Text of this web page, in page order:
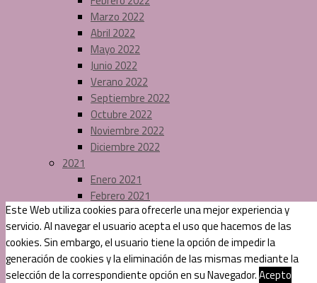
Marzo 2022
Abril 2022
Mayo 2022
Junio 2022
Verano 2022
Septiembre 2022
Octubre 2022
Noviembre 2022
Diciembre 2022
2021
Enero 2021
Febrero 2021
Marzo 2021
Abril 2021
Mayo 2021
Junio 2021
Verano 2021
Este Web utiliza cookies para ofrecerle una mejor experiencia y
servicio. Al navegar el usuario acepta el uso que hacemos de las
cookies. Sin embargo, el usuario tiene la opción de impedir la
generación de cookies y la eliminación de las mismas mediante la
selección de la correspondiente opción en su Navegador.Acepto